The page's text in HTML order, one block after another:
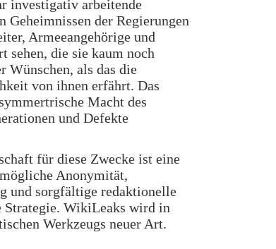
investigativ arbeitende
Geheimnissen der Regierungen
Armeeangehörige und
sehen, die sie kaum noch
Wünschen, als das die
von ihnen erfährt. Das
Macht des
und Defekte
für diese Zwecke ist eine
Anonymität,
und sorgfältige redaktionelle
Strategie. WikiLeaks wird in
Werkzeugs neuer Art.